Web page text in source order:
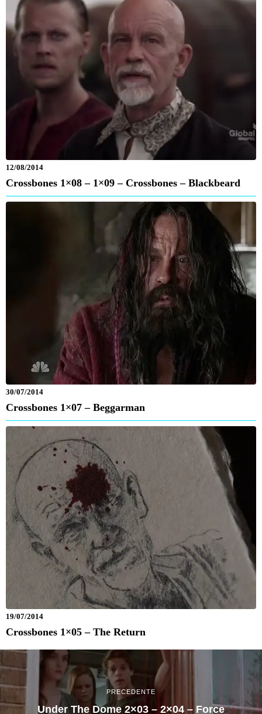
12/08/2014
Crossbones 1×08 – 1×09 – Crossbones – Blackbeard
30/07/2014
Crossbones 1×07 – Beggarman
19/07/2014
Crossbones 1×05 – The Return
PRECEDENTE
Under The Dome 2×03 – 2×04 – Force